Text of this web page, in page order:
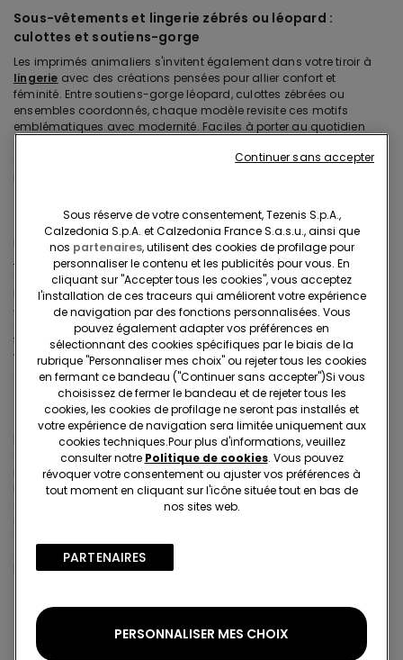
Sous-vêtements et lingerie zébrés ou léopard :
culottes et soutiens-gorge
Les imprimés animaliers s'invitent également dans votre tiroir à
lingerie avec des créations pensées pour allier confort et
féminité. Entre soutiens-gorge léopard, culottes zébrées ou
ensembles coordonnés, chaque modèle revisite ces motifs
emblématiques avec modernité. Faciles à porter au quotidien
apportent une note originale tout en conservant l'élégance
Robes et jupes léopard
Pièces incontournables de la tendance animalier, lesjupes et
léopard traversent les saisons sans perdre de leur pouvoir
de séduction. Courtes ou longues, fluides ou plus ajustées, elles
permettent de composer une tenue aussi élégante qu'affirmée.
Associées à des accessoires sobres ou à des basiques du
dressing, elles deviennent les alliées idéales pour créer un look
féminin, moderne et facile à porter en toute occasion. Complétez
votre look avec nospantalons et leggings femme pour créer
des ensembles actuels et pleins d’assurance.
Motifs léopard et imprimés animaliers
Le léopard reste l'imprimé animal emblématique, mais il partage
aujourd'hui la scène avec d'autres motifs tout aussi tendance.
L'imprimé zèbre séduit par son style graphique, tandis que les
imprimés serpent ou vache apportent une touche d'originalité
supplémentaire aux collections. Quel que soit le motif choisi, ces
grande variété de vêtements et d'accessoires pour créer des
looks pleins de caractère.
Sous réserve de votre consentement, Tezenis S.p.A.,
Calzedonia S.p.A. et Calzedonia France S.a.s.u., ainsi que
nos partenaires, utilisent des cookies de profilage pour
personnaliser le contenu et les publicités pour vous. En
cliquant sur "Accepter tous les cookies", vous acceptez
l'installation de ces traceurs qui améliorent votre expérience
de navigation par des fonctions personnalisées. Vous
pouvez également adapter vos préférences en
sélectionnant des cookies spécifiques par le biais de la
rubrique "Personnaliser mes choix" ou rejeter tous les cookies
en fermant ce bandeau ("Continuer sans accepter")​Si vous
choisissez de fermer le bandeau et de rejeter tous les
cookies, les cookies de profilage ne seront pas installés et
votre expérience de navigation sera limitée uniquement aux
cookies techniques.​Pour plus d'informations, veuillez
consulter notre Politique de cookies. Vous pouvez
révoquer votre consentement ou ajuster vos préférences à
tout moment en cliquant sur l'icône située tout en bas de
nos sites web.
PARTENAIRES​
PERSONNALISER MES CHOIX
Continuer sans accepter